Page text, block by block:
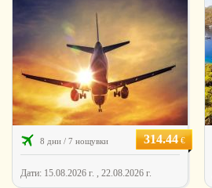
8 дни / 7 нощувки 314.44€
Дати: 15.08.2026 г. , 22.08.2026 г.